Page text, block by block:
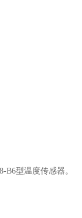
B6型温度传感器。